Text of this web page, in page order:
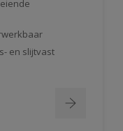
en slijtvast